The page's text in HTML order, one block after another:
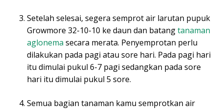
Setelah selesai, segera semprot air larutan pupuk
Growmore 32-10-10 ke daun dan batangtanaman
aglonema secara merata. Penyemprotan perlu
dilakukan pada pagi atau sore hari. Pada pagi hari
itu dimulai pukul 6-7 pagi sedangkan pada sore
hari itu dimulai pukul 5 sore.
Semua bagian tanaman kamu semprotkan air